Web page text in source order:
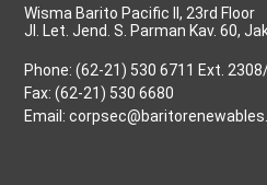
Wisma Barito Pacific II, 23rd Floor
Jl. Let. Jend. S. Parman Kav. 60,
Phone: (62-21) 530 6711 Ext.
Fax: (62-21) 530 6680
Email: